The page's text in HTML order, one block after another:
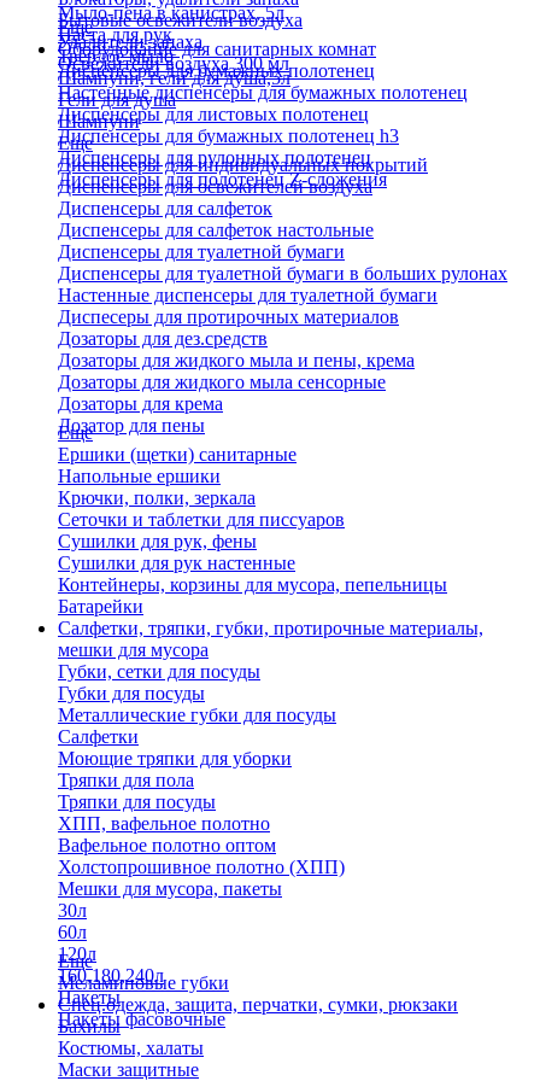
Мыло-пена в канистрах, 5л
Паста для рук
Твердое мыло
Шампуни, гели для душа,5л
Гели для душа
Шампуни
Бытовые освежители воздуха
Удалители запаха
Освежители воздуха 300 мл
Еще
Оборудование для санитарных комнат
Диспенсеры для бумажных полотенец
Настенные диспенсеры для бумажных полотенец
Диспенсеры для листовых полотенец
Диспенсеры для бумажных полотенец h3
Диспенсеры для рулонных полотенец
Диспенсеры для полотенец Z-сложения
Еще
Диспенсеры для индивидуальных покрытий
Диспенсеры для освежителей воздуха
Диспенсеры для салфеток
Диспенсеры для салфеток настольные
Диспенсеры для туалетной бумаги
Диспенсеры для туалетной бумаги в больших рулонах
Настенные диспенсеры для туалетной бумаги
Диспесеры для протирочных материалов
Дозаторы для дез.средств
Дозаторы для жидкого мыла и пены, крема
Дозаторы для жидкого мыла сенсорные
Дозаторы для крема
Дозатор для пены
Еще
Ершики (щетки) санитарные
Напольные ершики
Крючки, полки, зеркала
Сеточки и таблетки для писсуаров
Сушилки для рук, фены
Сушилки для рук настенные
Контейнеры, корзины для мусора, пепельницы
Батарейки
Салфетки, тряпки, губки, протирочные материалы,
мешки для мусора
Губки, сетки для посуды
Губки для посуды
Металлические губки для посуды
Салфетки
Моющие тряпки для уборки
Тряпки для пола
Тряпки для посуды
ХПП, вафельное полотно
Вафельное полотно оптом
Холстопрошивное полотно (ХПП)
Мешки для мусора, пакеты
30л
60л
120л
160,180,240л
Пакеты
Пакеты фасовочные
Еще
Меламиновые губки
Спец.одежда, защита, перчатки, сумки, рюкзаки
Бахилы
Костюмы, халаты
Маски защитные